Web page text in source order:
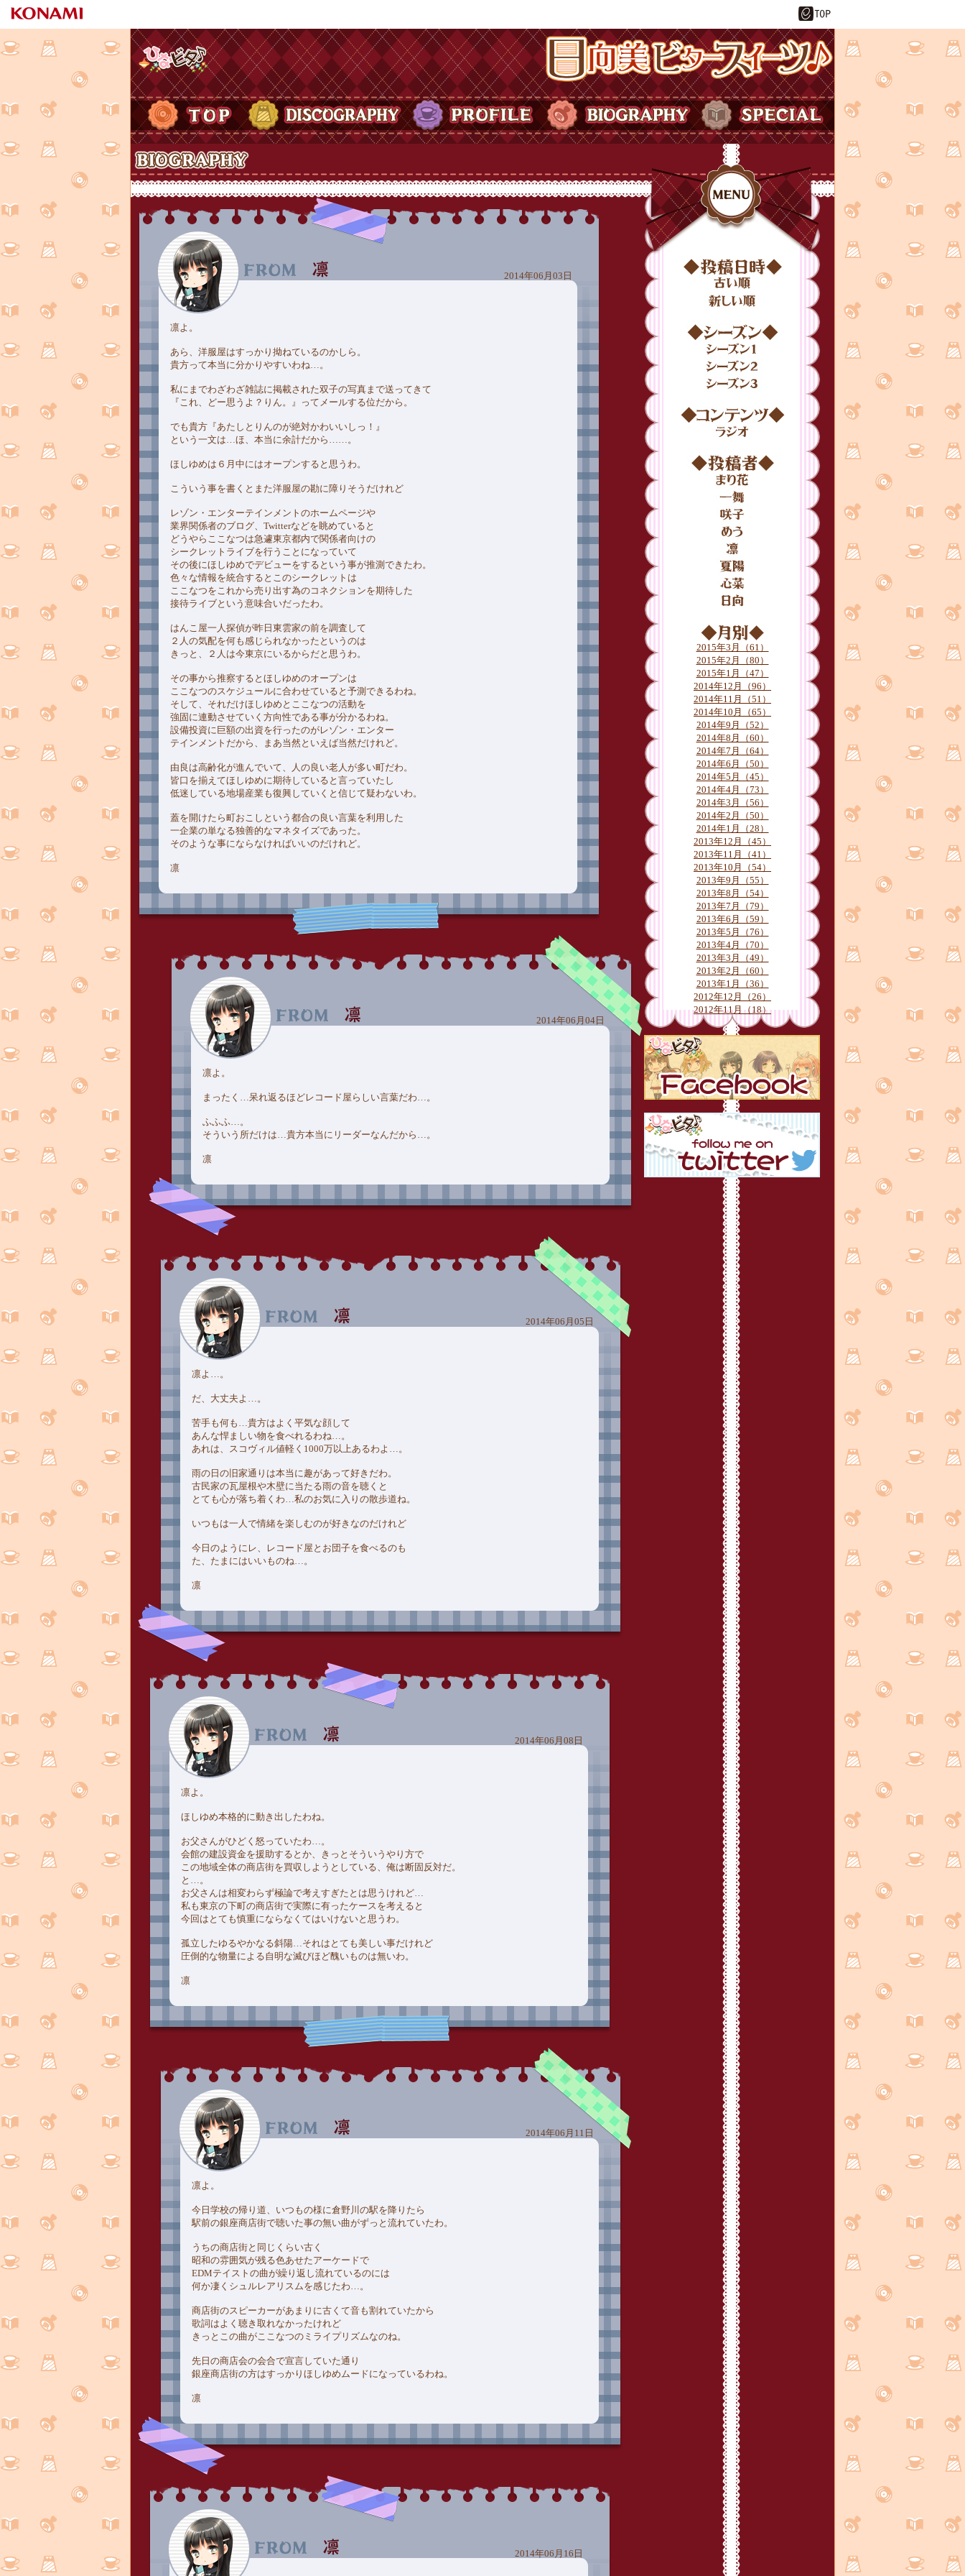
日向美ビタースイーツ♪
ひなビタ♪
TOP DISCOGRAPHY SPECIAL
Biography
MENU
投稿日時
シーズン
シーズン1
シーズン2
コンテンツ
月別2015年3月（61）
2015年2月（80）
2015年1月（47）
2014年12月（96）
2014年11月（51）
2014年10月（65）
2014年9月（52）
2014年8月（60）
2014年7月（64）
2014年6月（50）
2014年5月（45）
2014年4月（73）
2014年3月（56）
2014年2月（50）
2014年1月（28）
2013年12月（45）
2013年11月（41）
2013年10月（54）
2013年9月（55）
2013年8月（54）
2013年7月（79）
2013年6月（59）
2013年5月（76）
2013年4月（70）
2013年3月（49）
2013年2月（60）
2013年1月（36）
2012年12月（26）
2012年11月（18）
2014年06月03日
凛よ。
あら、洋服屋はすっかり拗ねているのかしら。
貴方って本当に分かりやすいわね…。
私にまでわざわざ雑誌に掲載された双子の写真まで送ってきて
『これ、どー思うよ？りん。』ってメールする位だから。
でも貴方『あたしとりんのが絶対かわいいしっ！』
という一文は…ほ、本当に余計だから……。
ほしゆめは６月中にはオープンすると思うわ。
こういう事を書くとまた洋服屋の勘に障りそうだけれど
レゾン・エンターテインメントのホームページや
業界関係者のブログ、Twitterなどを眺めていると
どうやらここなつは急遽東京都内で関係者向けの
シークレットライブを行うことになっていて
その後にほしゆめでデビューをするという事が推測できたわ。
色々な情報を統合するとこのシークレットは
ここなつをこれから売り出す為のコネクションを期待した
接待ライブという意味合いだったわ。
はんこ屋一人探偵が昨日東雲家の前を調査して
２人の気配を何も感じられなかったというのは
きっと、２人は今東京にいるからだと思うわ。
その事から推察するとほしゆめのオープンは
ここなつのスケジュールに合わせていると予測できるわね。
そして、それだけほしゆめとここなつの活動を
強固に連動させていく方向性である事が分かるわね。
設備投資に巨額の出資を行ったのがレゾン・エンター
テインメントだから、まあ当然といえば当然だけれど。
由良は高齢化が進んでいて、人の良い老人が多い町だわ。
皆口を揃えてほしゆめに期待していると言っていたし
低迷している地場産業も復興していくと信じて疑わないわ。
蓋を開けたら町おこしという都合の良い言葉を利用した
一企業の単なる独善的なマネタイズであった。
そのような事にならなければいいのだけれど。
凛
2014年06月04日
凛よ。
まったく…呆れ返るほどレコード屋らしい言葉だわ…。
ふふふ…。
そういう所だけは…貴方本当にリーダーなんだから…。
凛
2014年06月05日
凛よ…。
だ、大丈夫よ…。
苦手も何も…貴方はよく平気な顔して
あんな悍ましい物を食べれるわね…。
あれは、スコヴィル値軽く1000万以上あるわよ…。
雨の日の旧家通りは本当に趣があって好きだわ。
古民家の瓦屋根や木壁に当たる雨の音を聴くと
とても心が落ち着くわ…私のお気に入りの散歩道ね。
いつもは一人で情緒を楽しむのが好きなのだけれど
今日のようにレ、レコード屋とお団子を食べるのも
た、たまにはいいものね…。
凛
2014年06月08日
凛よ。
ほしゆめ本格的に動き出したわね。
お父さんがひどく怒っていたわ…。
会館の建設資金を援助するとか、きっとそういうやり方で
この地域全体の商店街を買収しようとしている、俺は断固反対だ。
と…。
お父さんは相変わらず極論で考えすぎたとは思うけれど…
私も東京の下町の商店街で実際に有ったケースを考えると
今回はとても慎重にならなくてはいけないと思うわ。
孤立したゆるやかなる斜陽…それはとても美しい事だけれど
圧倒的な物量による自明な滅びほど醜いものは無いわ。
凛
2014年06月11日
凛よ。
今日学校の帰り道、いつもの様に倉野川の駅を降りたら
駅前の銀座商店街で聴いた事の無い曲がずっと流れていたわ。
うちの商店街と同じくらい古く
昭和の雰囲気が残る色あせたアーケードで
EDMテイストの曲が繰り返し流れているのには
何か凄くシュルレアリスムを感じたわ…。
商店街のスピーカーがあまりに古くて音も割れていたから
歌詞はよく聴き取れなかったけれど
きっとこの曲がここなつのミライプリズムなのね。
先日の商店会の会合で宣言していた通り
銀座商店街の方はすっかりほしゆめムードになっているわね。
凛
2014年06月16日